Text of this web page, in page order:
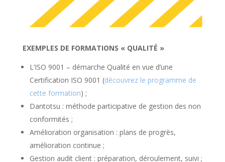
EXEMPLES DE FORMATIONS « QUALITÉ »
L’ISO 9001 – démarche Qualité en vue d’une
Certification ISO 9001 (découvrez le programme de
cette formation) ;
Dantotsu : méthode participative de gestion des non
conformités ;
Amélioration organisation : plans de progrès,
amélioration continue ;
Gestion audit client : préparation, déroulement, suivi ;